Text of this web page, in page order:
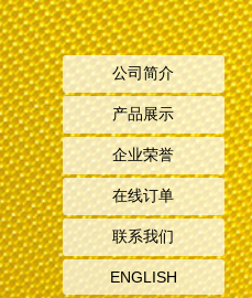
公司简介
产品展示
企业荣誉
在线订单
联系我们
ENGLISH